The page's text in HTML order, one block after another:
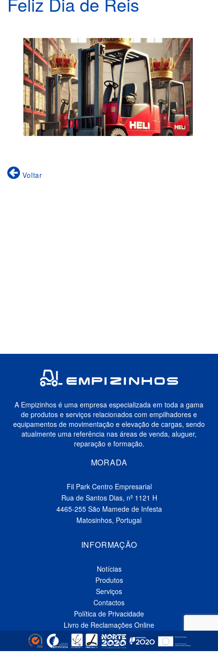
Voltar
A Empizinhos é uma empresa especializada em toda a gama
de produtos e serviços relacionados com empilhadores e
equipamentos de movimentação e elevação de cargas, sendo
atualmente uma referência nas áreas de venda, aluguer,
reparação e formação.
MORADA
Fil Park Centro Empresarial
Rua de Santos Dias, nº 1121 H
4465-255 São Mamede de Infesta
Matosinhos, Portugal
INFORMAÇÃO
Notícias
Produtos
Serviços
Contactos
Política de Privacidade
Livro de Reclamações Online
CONTACTOS